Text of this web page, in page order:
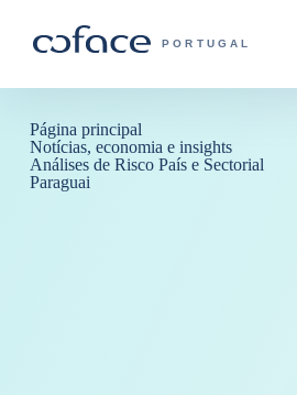
COFACE FOR
PORTUGAL
Voltar à página principal
Página principal
Notícias, economia e insights
Análises de Risco País e Sectorial
Paraguai